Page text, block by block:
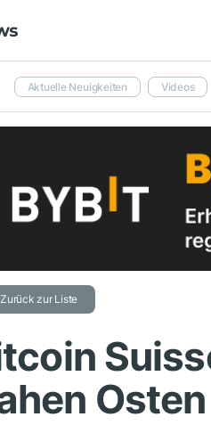
Aktuelle Neuigkeiten Videos
Zurück zur Liste
Osten